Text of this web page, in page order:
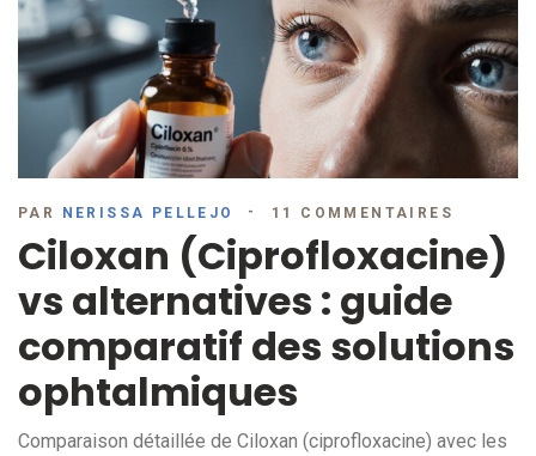
PAR NERISSA PELLEJO 11 COMMENTAIRES
Ciloxan (Ciprofloxacine)
vs alternatives : guide
comparatif des solutions
ophtalmiques
Comparaison détaillée de Ciloxan (ciprofloxacine) avec les